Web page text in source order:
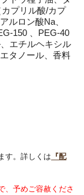
プリル酸/カプ
ルロン酸Na、
150 、PEG-40
エチルヘキシル
タノール、香料
す。詳しくは 『配
、予めご容赦くださ